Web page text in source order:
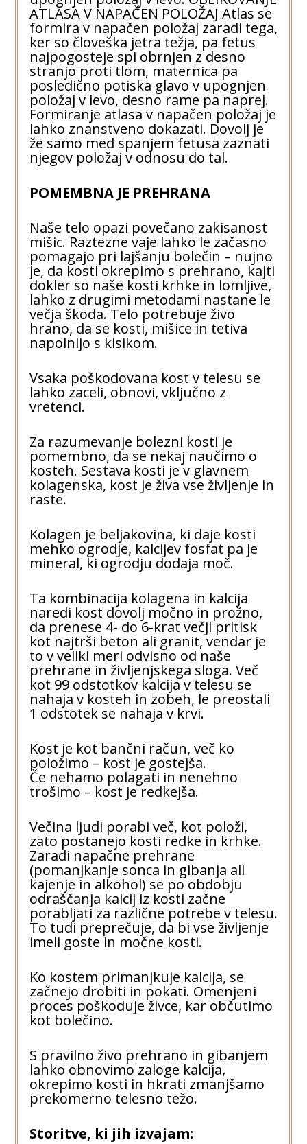
ATLASA V NAPAČEN POLOŽAJ Atlas se
formira v napačen položaj zaradi tega,
ker so človeška jetra težja, pa fetus
najpogosteje spi obrnjen z desno
stranjo proti tlom, maternica pa
posledično potiska glavo v upognjen
položaj v levo, desno rame pa naprej.
Formiranje atlasa v napačen položaj je
lahko znanstveno dokazati. Dovolj je
že samo med spanjem fetusa zaznati
njegov položaj v odnosu do tal.
POMEMBNA JE PREHRANA
Naše telo opazi povečano zakisanost
mišic. Raztezne vaje lahko le začasno
pomagajo pri lajšanju bolečin – nujno
je, da kosti okrepimo s prehrano, kajti
dokler so naše kosti krhke in lomljive,
lahko z drugimi metodami nastane le
večja škoda. Telo potrebuje živo
hrano, da se kosti, mišice in tetiva
napolnijo s kisikom.
Vsaka poškodovana kost v telesu se
lahko zaceli, obnovi, vključno z
vretenci.
Za razumevanje bolezni kosti je
pomembno, da se nekaj naučimo o
kosteh. Sestava kosti je v glavnem
kolagenska, kost je živa vse življenje in
raste.
Kolagen je beljakovina, ki daje kosti
mehko ogrodje, kalcijev fosfat pa je
mineral, ki ogrodju dodaja moč.
Ta kombinacija kolagena in kalcija
naredi kost dovolj močno in prožno,
da prenese 4- do 6-krat večji pritisk
kot najtrši beton ali granit, vendar je
to v veliki meri odvisno od naše
prehrane in življenjskega sloga. Več
kot 99 odstotkov kalcija v telesu se
nahaja v kosteh in zobeh, le preostali
1 odstotek se nahaja v krvi.
Kost je kot bančni račun, več ko
položimo – kost je gostejša.
Če nehamo polagati in nenehno
trošimo – kost je redkejša.
Večina ljudi porabi več, kot položi,
zato postanejo kosti redke in krhke.
Zaradi napačne prehrane
(pomanjkanje sonca in gibanja ali
kajenje in alkohol) se po obdobju
odraščanja kalcij iz kosti začne
porabljati za različne potrebe v telesu.
To tudi preprečuje, da bi vse življenje
imeli goste in močne kosti.
Ko kostem primanjkuje kalcija, se
začnejo drobiti in pokati. Omenjeni
proces poškoduje živce, kar občutimo
kot bolečino.
S pravilno živo prehrano in gibanjem
lahko obnovimo zaloge kalcija,
okrepimo kosti in hkrati zmanjšamo
prekomerno telesno težo.
Storitve, ki jih izvajam: